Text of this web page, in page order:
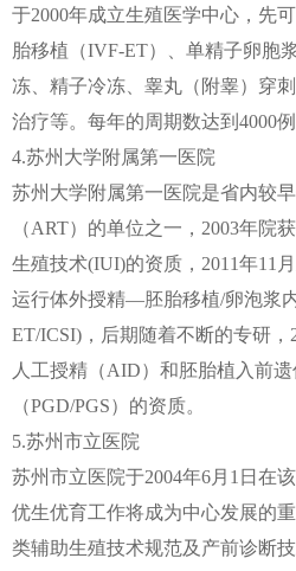
于2000年成立生殖医学中心，先
胎移植（IVF-ET）、单精子卵胞
冻、精子冷冻、睾丸（附睾）穿
治疗等。每年的周期数达到4000
4.苏州大学附属第一医院
苏州大学附属第一医院是省内较
（ART）的单位之一，2003年院
生殖技术(IUI)的资质，2011年11
运行体外授精—胚胎移植/卵泡浆
ET/ICSI)，后期随着不断的专研
人工授精（AID）和胚胎植入前
（PGD/PGS）的资质。
5.苏州市立医院
苏州市立医院于2004年6月1日在
优生优育工作将成为中心发展的
类辅助生殖技术规范及产前诊断